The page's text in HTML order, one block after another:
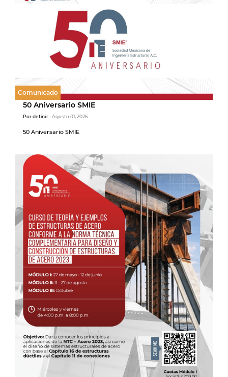
Comunicado
50 Aniversario SMIE
Por definir- Agosto 01, 2026
50 Aniversario SMIE